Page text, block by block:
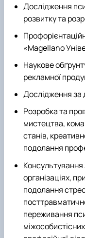
Дослідження
розвитку та
«Magellano
Наукове
рекламної
Дослідження за
Розробка та
мистецтва,
станів,
подолання
організаціях,
подолання
переживання